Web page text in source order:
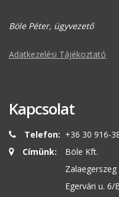
Böle Péter, ügyvezető
Adatkezelési Tájékoztató
Kapcsolat
Telefon: +36 30 916-
Címünk:
Böle Kft.
Zalaegerszeg
Egervári u. 6/